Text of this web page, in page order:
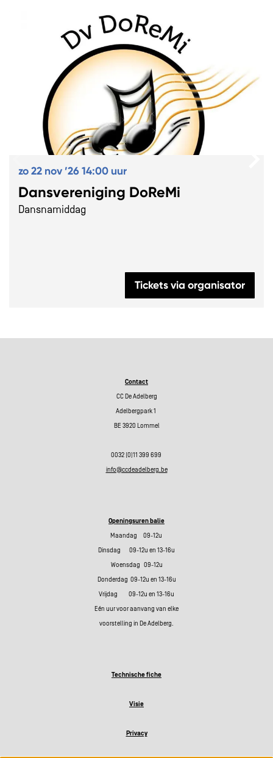
Dansvereniging DoReMi
Dansnamiddag
zo 22 nov ’2614:00 uur
Tickets via organisator
Contact
CC De Adelberg
Adelbergpark 1
BE 3920 Lommel
0032 (0)11 399 699
info@ccdeadelberg.be
Openingsuren balie
Maandag 09-12u
Dinsdag 09-12u en 13-16u
Woensdag 09-12u
Donderdag 09-12u en 13-16u
Vrijdag 09-12u en 13-16u
Eén uur voor aanvang van elke
voorstelling in De Adelberg.
Technische fiche
Visie
Privacy